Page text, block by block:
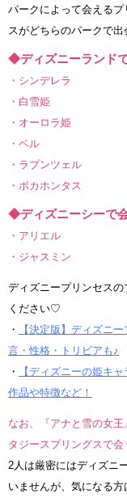
パークによって会える
スがどちらのパークで
◆ディズニーランド
・シンデレラ
・白雪姫
・オーロラ姫
・ベル
・ラプンツェル
・ポカホンタス
◆ディズニーシーで
・アリエル
・ジャスミン
ディズニープリンセス
ください♡
・
【決定版】ディズニ
言・性格・トリビアも♪
・
【ディズニーの姫キ
作品や特徴など！
なお、『アナと雪の女
タジースプリングスで会
2人は厳密にはディズニ
いませんが、気になる方